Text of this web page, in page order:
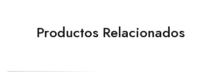
Productos Relacionados